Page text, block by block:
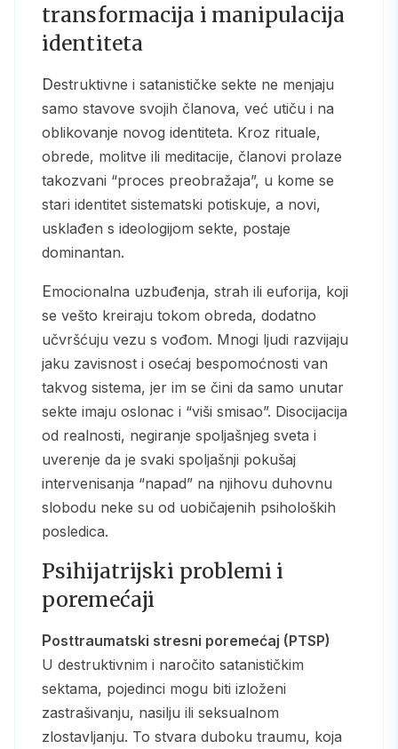
transformacija i manipulacija
identiteta
Destruktivne i satanističke sekte ne menjaju
samo stavove svojih članova, već utiču i na
oblikovanje novog identiteta. Kroz rituale,
obrede, molitve ili meditacije, članovi prolaze
takozvani “proces preobražaja”, u kome se
stari identitet sistematski potiskuje, a novi,
usklađen s ideologijom sekte, postaje
dominantan.
Emocionalna uzbuđenja, strah ili euforija, koji
se vešto kreiraju tokom obreda, dodatno
učvršćuju vezu s vođom. Mnogi ljudi razvijaju
jaku zavisnost i osećaj bespomoćnosti van
takvog sistema, jer im se čini da samo unutar
sekte imaju oslonac i “viši smisao”. Disocijacija
od realnosti, negiranje spoljašnjeg sveta i
uverenje da je svaki spoljašnji pokušaj
intervenisanja “napad” na njihovu duhovnu
slobodu neke su od uobičajenih psiholoških
posledica.
Psihijatrijski problemi i
poremećaji
Posttraumatski stresni poremećaj (PTSP)
U destruktivnim i naročito satanističkim
sektama, pojedinci mogu biti izloženi
zastrašivanju, nasilju ili seksualnom
zlostavljanju. To stvara duboku traumu, koja